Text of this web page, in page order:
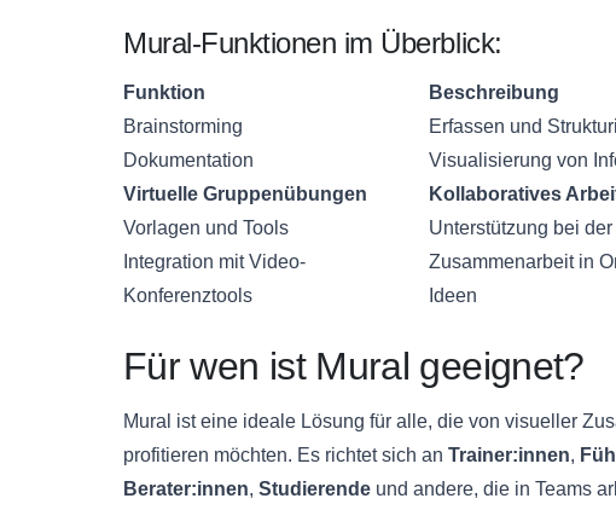
Mural-Funktionen im Überblick:
Funktion
Beschreibung
Brainstorming
Erfassen und
Dokumentation
Visualisierung von
Virtuelle Gruppenübungen
Kollaboratives
Vorlagen und Tools
Unterstützung bei
Integration mit Video-
Konferenztools
Zusammenarbeit in
Ideen
Für wen ist Mural geeignet?
Mural ist eine ideale Lösung für alle, die von visueller
profitieren möchten. Es richtet sich an Trainer:innen,
Berater:innen, Studierende und andere, die in Teams